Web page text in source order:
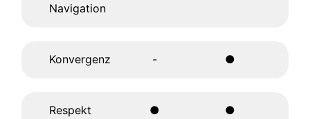
Navigation
Konvergenzmodus - ●
Respekt
● ●